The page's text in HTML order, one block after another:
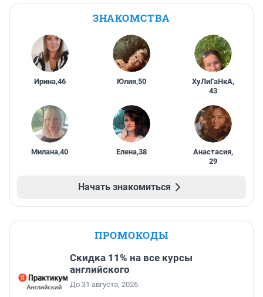
ЗНАКОМСТВА
Ирина,46 Юлия,50 ХуЛиГаНкА,
43
Милана,40 Елена,38 Анастасия,
29
Начать знакомиться
ПРОМОКОДЫ
Скидка 11% на все курсы
английского
До 31 августа, 2026